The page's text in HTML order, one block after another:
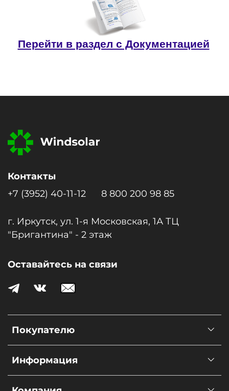
Перейти в раздел с Документацией
Покупателю
Информация
Контакты
+7 (3952) 40-11-12
8 800 200 98 85
г. Иркутск, ул. 1-я Московcкая, 1А ТЦ
"Бригантина" - 2 этаж
Оставайтесь на связи